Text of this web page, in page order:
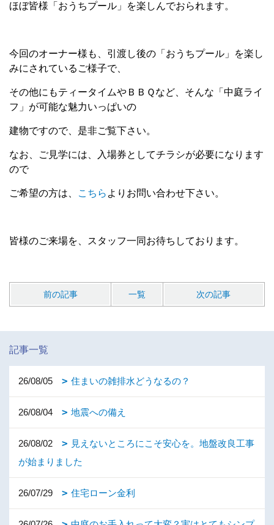
ほぼ皆様「おうちプール」を楽しんでおられます。
今回のオーナー様も、引渡し後の「おうちプール」を楽し
みにされているご様子で、
その他にもティータイムやＢＢＱなど、そんな「中庭ライ
フ」が可能な魅力いっぱいの
建物ですので、是非ご覧下さい。
なお、ご見学には、入場券としてチラシが必要になります
ので
ご希望の方は、 こちら よりお問い合わせ下さい。
皆様のご来場を、スタッフ一同お待ちしております。
前の記事 一覧 次の記事
記事一覧
26/08/05 住まいの雑排水どうなるの？
26/08/04 地震への備え
26/08/02
見えないところにこそ安心を。地盤改良工事
が始まりました
26/07/29 住宅ローン金利